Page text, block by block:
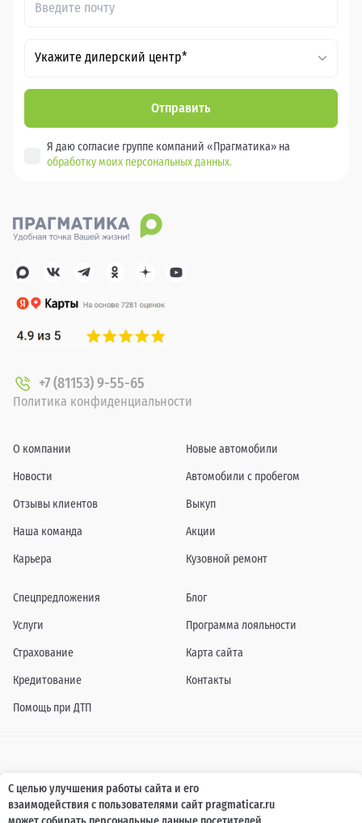
Укажите дилерский центр*
Отправить
Я даю согласие группе компаний «Прагматика» на
обработку моих персональных данных.
+7 (81153) 9-55-65
Политика конфиденциальности
О компании
Новости
Отзывы клиентов
Наша команда
Карьера
Новые автомобили
Автомобили с пробегом
Выкуп
Акции
Кузовной ремонт
Спецпредложения
Услуги
Страхование
Кредитование
Помощь при ДТП
Блог
Программа лояльности
Карта сайта
Контакты
Информация о технических характеристиках, составе комплектаций, цветовой
гамме и стоимости автомобилей, а также действующих акциях, сроках и условиях
их проведения, указанных на сайте www.pragmaticar.ru, носит информационный
характер и ни при каких условиях не является публичной офертой,
С целью улучшения работы сайта и его
взаимодействия с пользователями сайт pragmaticar.ru